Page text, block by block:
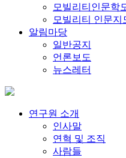
모빌리티인문학
모빌리티 인문지
알림마당
일반공지
언론보도
뉴스레터
연구원 소개
인사말
연혁 및 조직
사람들